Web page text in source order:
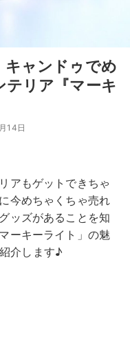
キャンドゥでめ
テリア『マーキ
14日
アもゲットできちゃ
今めちゃくちゃ売れ
ッズがあることを知
ーキーライト」の魅
介します♪